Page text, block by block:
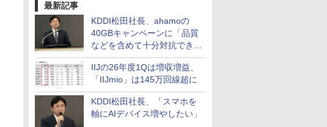
最新記事
KDDI松田社長、ahamoの
40GBキャンペーンに「品質
などを含めて十分対抗でき
る」
IIJの26年度1Qは増収増益、
「IIJmio」は145万回線超に
KDDI松田社長、「スマホを
軸にAIデバイス増やしたい」